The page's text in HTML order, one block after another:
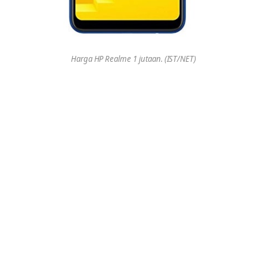
Harga HP Realme 1 jutaan. (IST/NET)